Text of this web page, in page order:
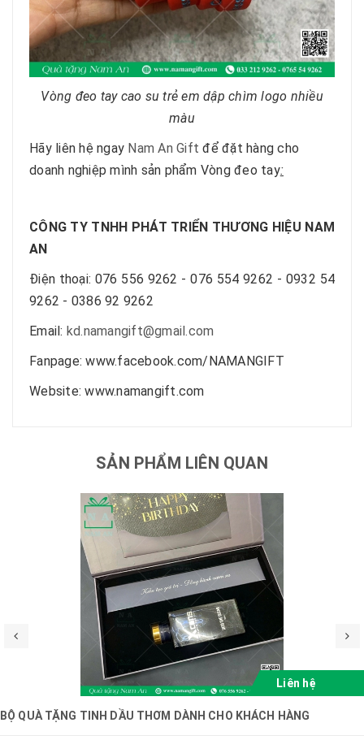
Vòng đeo tay cao su trẻ em dập chìm logo nhiều
màu
Hãy liên hệ ngay Nam An Gift để đặt hàng cho
doanh nghiệp mình sản phẩm Vòng đeo tay:
CÔNG TY TNHH PHÁT TRIỂN THƯƠNG HIỆU NAM
AN
Điện thoại: 076 556 9262 - 076 554 9262 - 0932 54
9262 - 0386 92 9262
Email: kd.namangift@gmail.com
Fanpage: www.facebook.com/NAMANGIFT
Website: www.namangift.com
SẢN PHẨM LIÊN QUAN
Liên hệ
BỘ QUÀ TẶNG TINH DẦU THƠM DÀNH CHO KHÁCH HÀNG